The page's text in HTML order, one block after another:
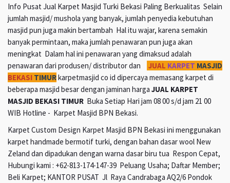
Info Pusat Jual Karpet Masjid Turki Bekasi Paling Berkualitas Selain
jumlah masjid/ mushola yang banyak, jumlah penyedia kebutuhan
masjid pun juga makin bertambah Hal itu wajar, karena semakin
banyak permintaan, maka jumlah penawaran pun juga akan
meningkat Dalam hal ini penawaran yang dimaksud adalah
penawaran dari produsen/ distributor dan
JUAL KARPET MASJID
BEKASI TIMURkarpetmasjid co id dipercaya memasang karpet di
beberapa masjid besar dengan jaminan harga JUAL KARPET
MASJID BEKASI TIMUR Buka Setiap Hari jam 08 00 s/d jam 21 00
WIB Hotline - Karpet Masjid BPN Bekasi.
Karpet Custom Design Karpet Masjid BPN Bekasi ini menggunakan
karpet handmade bermotif turki, dengan bahan dasar wool New
Zeland dan dipadukan dengan warna dasar biru tua Respon Cepat,
Hubungi kami : +62-813-174-147-39 Peluang Usaha; Daftar Member;
Beli Karpet; KANTOR PUSAT Jl Raya Candrabaga AQ2/6 Pondok